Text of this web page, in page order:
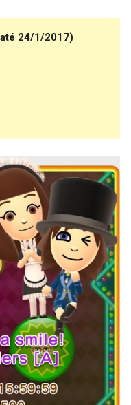
24/1/2017)